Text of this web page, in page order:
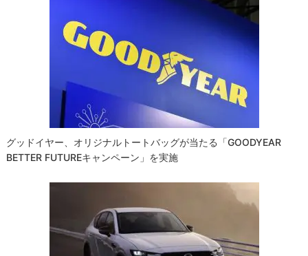
グッドイヤー、オリジナルトートバッグが当たる「GOODYEAR
BETTER FUTUREキャンペーン」を実施